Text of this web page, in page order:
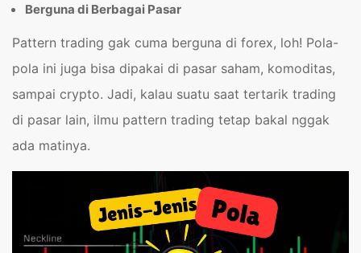
Berguna di Berbagai Pasar
Pattern trading gak cuma berguna di forex, loh! Pola-
pola ini juga bisa dipakai di pasar saham, komoditas,
sampai crypto. Jadi, kalau suatu saat tertarik trading
di pasar lain, ilmu pattern trading tetap bakal nggak
ada matinya.